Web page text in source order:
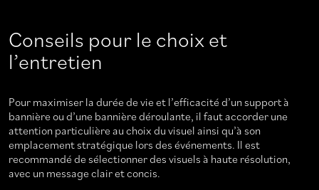
Conseils pour le choix et
l’entretien
Pour maximiser la durée de vie et l’efficacité d’un support à
bannière ou d’une bannière déroulante, il faut accorder une
attention particulière au choix du visuel ainsi qu’à son
emplacement stratégique lors des événements. Il est
recommandé de sélectionner des visuels à haute résolution,
avec un message clair et concis.